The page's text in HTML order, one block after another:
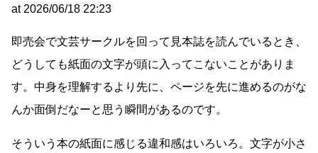
at 2026/06/18 22:23
即売会で文芸サークルを回って見本誌を読んでいるとき、
どうしても紙面の文字が頭に入ってこないことがありま
す。中身を理解するより先に、ページを先に進めるのがな
んか面倒だなーと思う瞬間があるのです。
そういう本の紙面に感じる違和感はいろいろ。文字が小さ